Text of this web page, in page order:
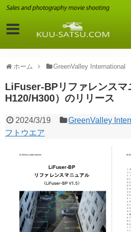
ホーム GreenValley International
LiFuser-BPリファレンス
H120/H300）のリリース
2024/3/19 GreenValley
フトウエア